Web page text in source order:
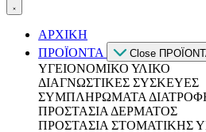
ΑΡΧΙΚΗ
ΠΡΟΪΟΝΤΑ
Close
ΥΓΕΙΟΝΟΜΙΚΟ ΥΛΙΚΟ
ΔΙΑΓΝΩΣΤΙΚΕΣ ΣΥΣΚΕΥΕΣ
ΣΥΜΠΛΗΡΩΜΑΤΑ
ΠΡΟΣΤΑΣΙΑ ΔΕΡΜΑΤΟΣ
ΠΡΟΣΤΑΣΙΑ ΣΤΟΜΑΤΙΚΗΣ